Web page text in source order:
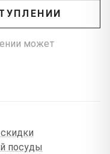
может
посуды